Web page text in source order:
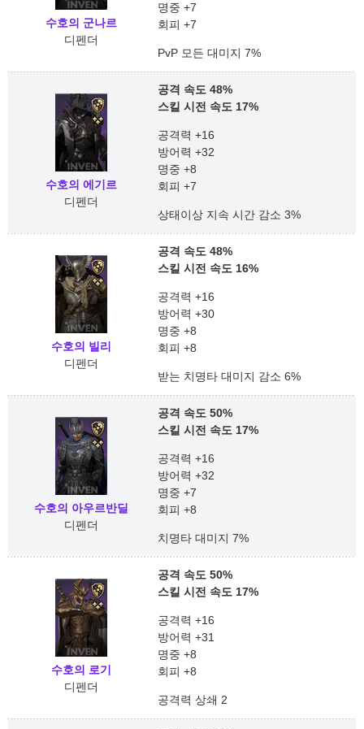
수호의 군나르
디펜더
명중 +7
회피 +7
PvP 모든 대미지 7%
수호의 에기르
디펜더
공격 속도 48%
스킬 시전 속도 17%
공격력 +16
방어력 +32
명중 +8
회피 +7
상태이상 지속 시간 감소 3%
수호의 빌리
디펜더
공격 속도 48%
스킬 시전 속도 16%
공격력 +16
방어력 +30
명중 +8
회피 +8
받는 치명타 대미지 감소 6%
수호의 아우르반딜
디펜더
공격 속도 50%
스킬 시전 속도 17%
공격력 +16
방어력 +32
명중 +7
회피 +8
치명타 대미지 7%
수호의 로기
디펜더
공격 속도 50%
스킬 시전 속도 17%
공격력 +16
방어력 +31
명중 +8
회피 +8
공격력 상쇄 2